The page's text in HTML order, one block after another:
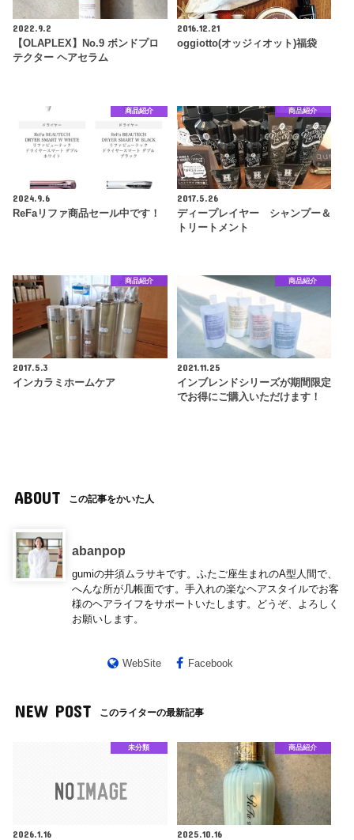
2022.9.2
【OLAPLEX】No.9 ボンドプロ
テクター ヘアセラム
2016.12.21
oggiotto(オッジィオット)福袋
商品紹介
2024.9.6
ReFaリファ商品セール中です！
商品紹介
2017.5.26
ディープレイヤー シャンプー＆
トリートメント
商品紹介
2017.5.3
インカラミホームケア
商品紹介
2021.11.25
インブレンドシリーズが期間限定
でお得にご購入いただけます！
ABOUT この記事をかいた人
abanpop
gumiの井須ムラサキです。ふたご座生まれのA型人間で、
へんな所が几帳面です。手入れの楽なヘアスタイルでお客
様のヘアライフをサポートいたします。どうぞ、よろしく
お願いします。
WebSite Facebook
NEW POST このライターの最新記事
未分類
2026.1.16
商品紹介
2025.10.16